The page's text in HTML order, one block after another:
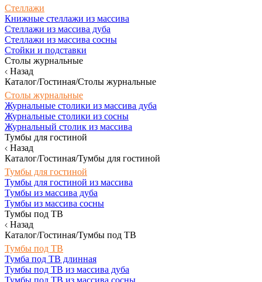
Стеллажи
Книжные стеллажи из массива
Стеллажи из массива дуба
Стеллажи из массива сосны
Стойки и подставки
Столы журнальные
Назад
Каталог/Гостиная/Столы журнальные
Столы журнальные
Журнальные столики из массива дуба
Журнальные столики из сосны
Журнальный столик из массива
Тумбы для гостиной
Назад
Каталог/Гостиная/Тумбы для гостиной
Тумбы для гостиной
Тумбы для гостиной из массива
Тумбы из массива дуба
Тумбы из массива сосны
Тумбы под ТВ
Назад
Каталог/Гостиная/Тумбы под ТВ
Тумбы под ТВ
Тумба под ТВ длинная
Тумбы под ТВ из массива дуба
Тумбы под ТВ из массива сосны